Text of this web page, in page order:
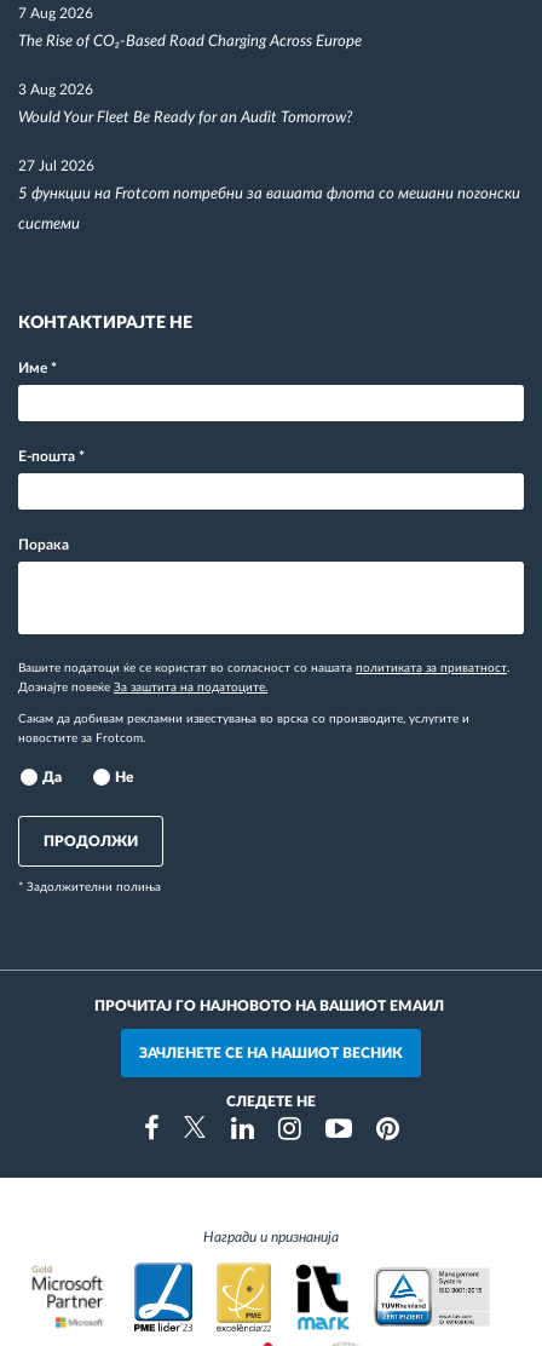
7 Aug 2026
The Rise of CO₂-Based Road Charging Across Europe
3 Aug 2026
Would Your Fleet Be Ready for an Audit Tomorrow?
27 Jul 2026
5 функции на Frotcom потребни за вашата флота со мешани погонски
системи
КОНТАКТИРАЈТЕ НЕ
Име *
Е-пошта *
Порака
Вашите податоци ќе се користат во согласност со нашата политиката за приватност.
Дознајте повеќе За заштита на податоците.
Сакам да добивам рекламни известувања во врска со производите, услугите и
новостите за Frotcom.
Да Не
ПРОДОЛЖИ
* Задолжителни полиња
ПРОЧИТАЈ ГО НАЈНОВОТО НА ВАШИОТ ЕМАИЛ
ЗАЧЛЕНЕТЕ СЕ НА НАШИОТ ВЕСНИК
СЛЕДЕТЕ НЕ
FacebookTwitterLinkedinInstragramYoutubePinterest
Награди и признанија